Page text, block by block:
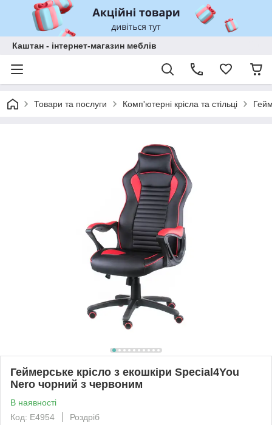
Каштан - інтернет-магазин меблів
Товари та послуги Комп'ютерні крісла та стільці
Геймерське крісло з екошкіри Special4You
Nеro чорний з червоним
В наявності
Код: E4954
Роздріб